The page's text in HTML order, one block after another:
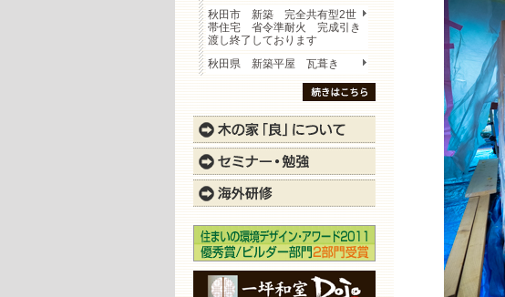
秋田市 新築 完全共有型2世
帯住宅 省令準耐火 完成引き
渡し終了しております
秋田県 新築平屋 瓦葺き